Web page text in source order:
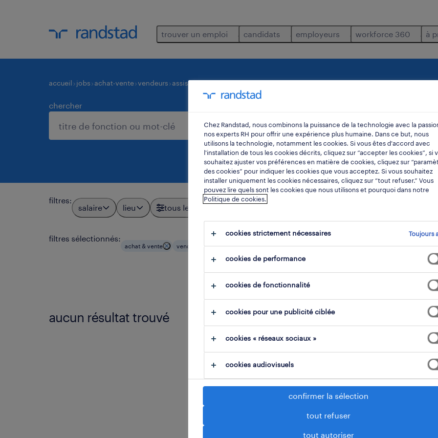
trouver un emploi candidats employeurs workforce 360 à
accueil jobs achat-vente vendeurs assistant-des-ventes
chercher
filtres:
salaire lieu tous les filtres
filtres sélectionnés:
achat & vente vendeurs assistant des ventes tout effacer
aucun résultat trouvé
Nous n'avons pas trouvé d'offre d'emploi avec les filtres
sélectionnés. Modifiez votre recherche afin d'obtenir plus
supprimez certains des filtres que vous avez utilisés.
votre recherche s'est concentrée sur un lieu
pensez à élargir votre lieu de recherche.
modifiez le titre de fonction ou les mots-clés et
Chez Randstad, nous combinons la puissance de la technologie avec la
nos experts RH pour offrir une expérience plus humaine. Dans ce but, nous
utilisons la technologie, notamment les cookies. Si vous êtes d'accord avec
l'installation de tous les cookies décrits, cliquez sur “accepter les cookies”, si
souhaitez ajuster vos préférences en matière de cookies, cliquez sur
des cookies” pour indiquer les cookies que vous acceptez. Si vous souhaitez
installer uniquement les cookies nécessaires, cliquez sur “tout refuser.” Vous
pouvez lire quels sont les cookies que nous utilisons et pourquoi dans notre
Politique de cookies.
cookies strictement nécessaires Toujours
cookies de performance
cookies de fonctionnalité
cookies pour une publicité ciblée
cookies « réseaux sociaux »
cookies audiovisuels
confirmer la sélection
tout refuser
tout autoriser